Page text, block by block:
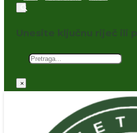
Unesite ključnu riječ ili
Pretraga
×